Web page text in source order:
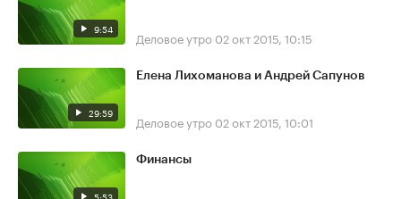
9:54 Деловое утро 02 окт 2015, 10:15
29:59
Елена Лихоманова и Андрей Сапунов
Деловое утро 02 окт 2015, 10:01
5:53
Финансы